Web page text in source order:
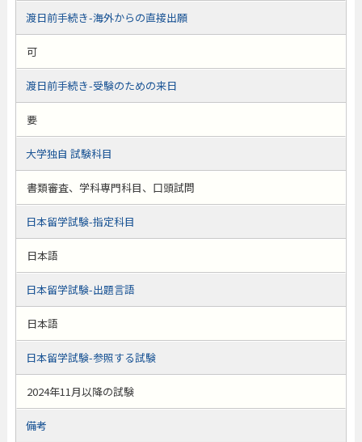
渡日前手続き-海外からの直接出願
可
渡日前手続き-受験のための来日
要
大学独自 試験科目
書類審査、学科専門科目、口頭試問
日本留学試験-指定科目
日本語
日本留学試験-出題言語
日本語
日本留学試験-参照する試験
2024年11月以降の試験
備考